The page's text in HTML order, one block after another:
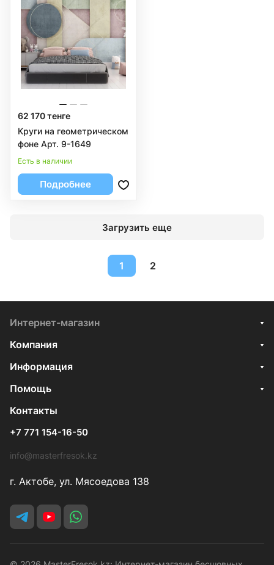
62 170 тенге
Круги на геометрическом
фоне Арт. 9-1649
Есть в наличии
Подробнее
Загрузить еще
1 2
Интернет-магазин
Компания
Информация
Помощь
Контакты
+7 771 154-16-50
info@masterfresok.kz
г. Актобе, ул. Мясоедова 138